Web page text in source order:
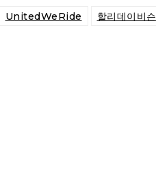
UnitedWeRide 할리데이비슨